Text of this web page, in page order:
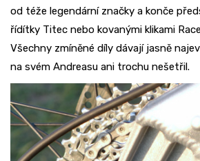
od téže legendární značky a konče
řídítky Titec nebo kovanými klikami
Všechny zmíněné díly dávají jasně
na svém Andreasu ani trochu nešetřil.